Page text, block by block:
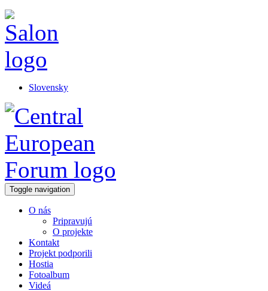
Slovensky
Toggle navigation
O nás
Pripravujú
O projekte
Kontakt
Projekt podporili
Hostia
Fotoalbum
Videá